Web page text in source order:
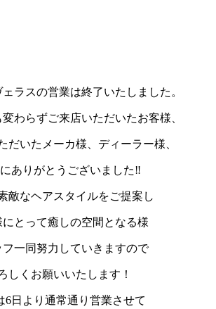
ラスの営業は終了いたしました。
わらずご来店いただいたお客様、
だいたメーカ様、ディーラー様、
ありがとうございました‼︎
敵なヘアスタイルをご提案し
にとって癒しの空間となる様
フ一同努力していきますので
しくお願いいたします！
6日より通常通り営業させて